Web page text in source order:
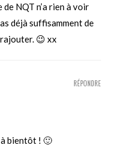
NQT n’a rien à voir
déjà suffisamment de
rajouter. 😉 xx
à bientôt ! 🙂
RÉPONDRE